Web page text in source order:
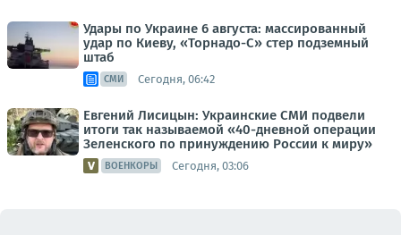
Удары по Украине 6 августа: массированный
удар по Киеву, «Торнадо-С» стер подземный
штаб
СМИ Сегодня, 06:42
Евгений Лисицын: Украинские СМИ подвели
итоги так называемой «40-дневной операции
Зеленского по принуждению России к миру»
ВОЕНКОРЫ Сегодня, 03:06